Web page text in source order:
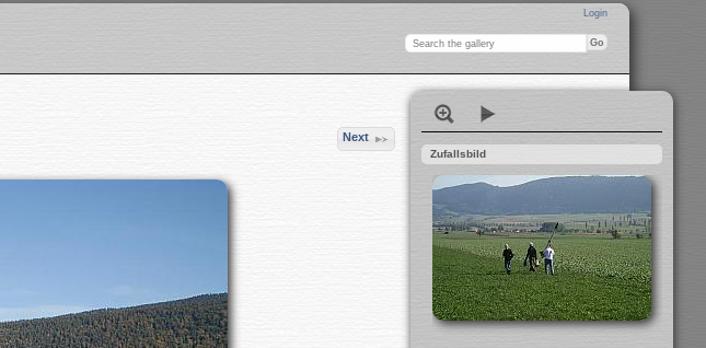
Login
Next
Zufallsbild